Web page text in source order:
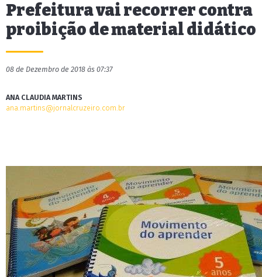
Prefeitura vai recorrer contra
proibição de material didático
08 de Dezembro de 2018 às 07:37
ANA CLAUDIA MARTINS
ana.martins@jornalcruzeiro.com.br